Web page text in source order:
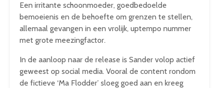
Een irritante schoonmoeder, goedbedoelde
bemoeienis en de behoefte om grenzen te stellen,
allemaal gevangen in een vrolijk, uptempo nummer
met grote meezingfactor.
In de aanloop naar de release is Sander volop actief
geweest op social media. Vooral de content rondom
de fictieve ‘Ma Flodder’ sloeg goed aan en kreeg